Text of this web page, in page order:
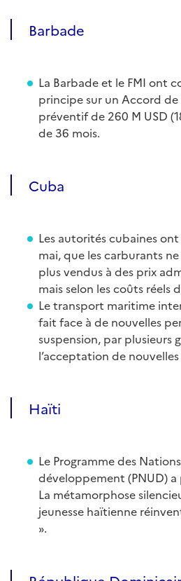
Barbade
La Barbade et le FMI ont
principe sur un Accord
préventif de 260 M USD
de 36 mois.
Cuba
Les autorités cubaines
mai, que les carburants
plus vendus à des prix
mais selon les coûts
Le transport maritime
fait face à de nouvelles
suspension, par plusieurs
l’acceptation de
Haïti
Le Programme des
développement (PNUD)
La métamorphose
jeunesse haïtienne
».